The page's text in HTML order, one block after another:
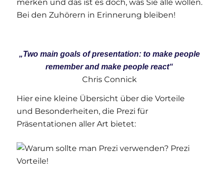
merken und das ist es doch, was Sie alle wollen.
Bei den Zuhörern in Erinnerung bleiben!
„Two main goals of presentation: to make people
remember and make people react“
Chris Connick
Hier eine kleine Übersicht über die Vorteile
und Besonderheiten, die Prezi für
Präsentationen aller Art bietet: